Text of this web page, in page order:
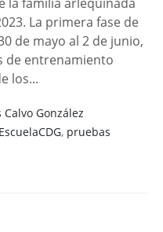
La primera fase de
de mayo al 2 de junio,
de entrenamiento
los...
Calvo González
EscuelaCDG, pruebas